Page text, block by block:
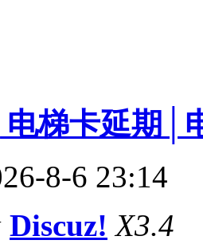
梯卡延期│
8-6 23:14
Discuz! X3.4